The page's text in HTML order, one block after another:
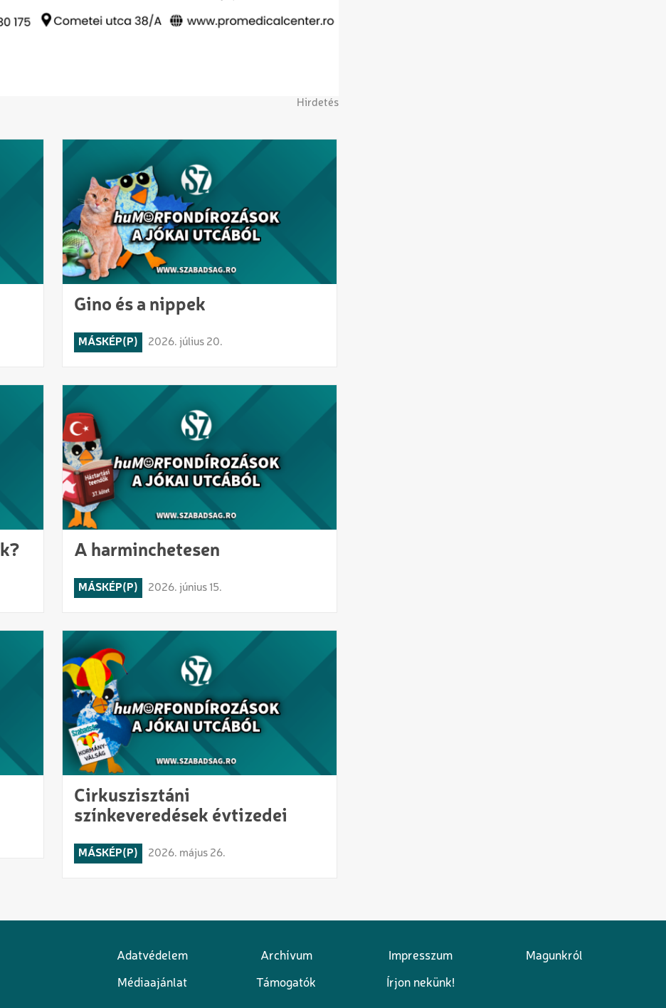
Hirdetés
Gino és a nippek
MÁSKÉP(P) 2026. július 20.
A harminchetesen
MÁSKÉP(P) 2026. június 15.
Cirkuszisztáni
színkeveredések évtizedei
MÁSKÉP(P) 2026. május 26.
Lábléc
Adatvédelem Archívum Impresszum Magunkról
Médiaajánlat Támogatók Írjon nekünk!